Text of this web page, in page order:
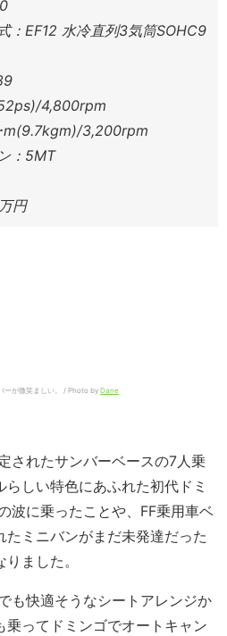
：EF12 水冷直列3気筒SOHC9
4,800rpm
m(9.7kgm)/3,200rpm
：5MT
円
ーが微笑ましい。 / Photo by Dane
されたサンバーベースの7人乗
しい特色にあふれた初代ドミ
波に乗ったことや、FF乗用車ベ
ミニバンがまだ未発達だった
ました。
も快適そうなシートアレンジか
乗ってドミンゴでオートキャン